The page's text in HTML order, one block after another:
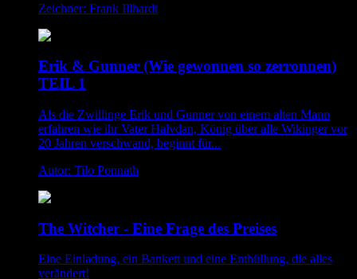
Zeichner: Frank Illhardt
Erik & Gunner (Wie gewonnen so zerronnen)
TEIL 1
Als die Zwillinge Erik und Gunner von einem alten Mann
erfahren wie ihr Vater Halvdan, König über alle Wikinger vor
20 Jahren verschwand, beginnt für...
Autor: Tilo Ponnath
The Witcher - Eine Frage des Preises
Eine Einladung, ein Bankett und eine Enthüllung, die alles
verändert!